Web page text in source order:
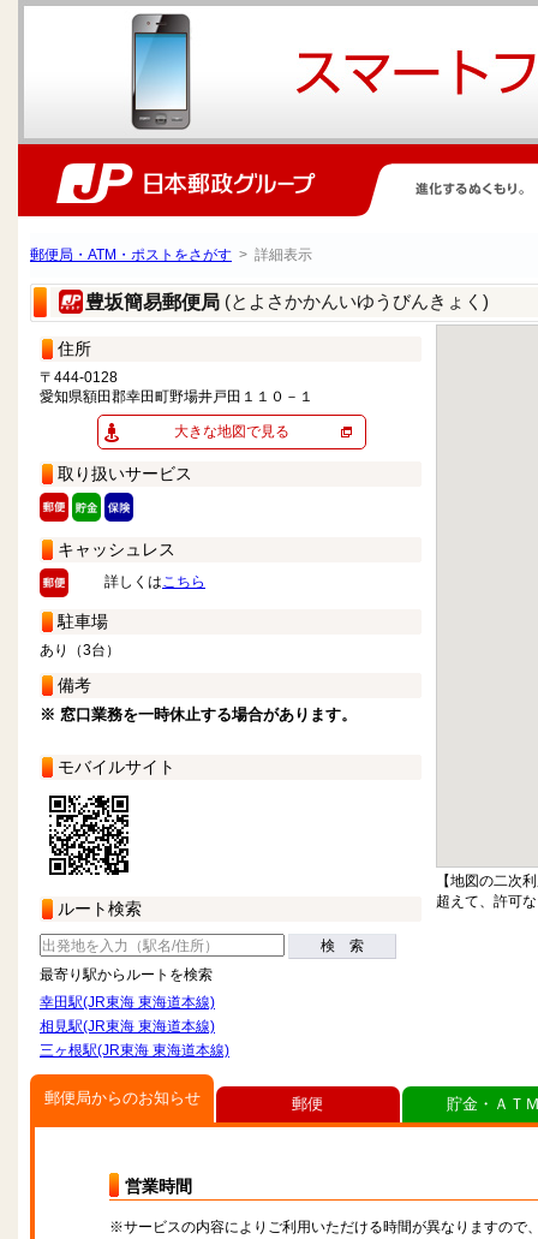
郵便局・ATM・ポストをさがす > 詳細表示
豊坂簡易郵便局 (とよさかかんいゆうびんきょく)
住所
〒444-0128
愛知県額田郡幸田町野場井戸田１１０－１
大きな地図で見る
取り扱いサービス
キャッシュレス
詳しくはこちら
駐車場
あり（3台）
備考
※ 窓口業務を一時休止する場合があります。
モバイルサイト
ルート検索
検 索
最寄り駅からルートを検索
幸田駅(JR東海 東海道本線)
相見駅(JR東海 東海道本線)
三ヶ根駅(JR東海 東海道本線)
【地図の二次
超えて、許可
郵便局からのお知らせ
営業時間
※サービスの内容によりご利用いただける時間が異なりますので
郵便 貯金・ＡＴ